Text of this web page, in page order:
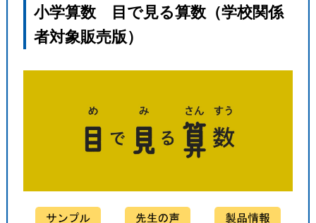
小学算数 目で見る算数（学校関係
者対象販売版）